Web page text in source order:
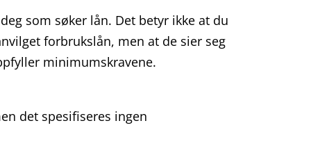
som søker lån. Det betyr ikke at du
forbrukslån, men at de sier seg
minimumskravene.
det spesifiseres ingen